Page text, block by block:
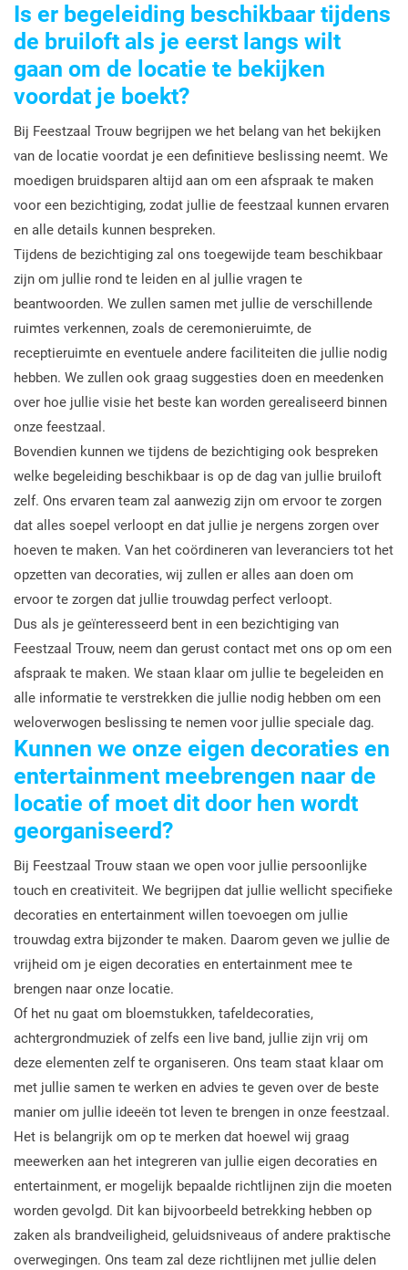
Is er begeleiding beschikbaar tijdens
de bruiloft als je eerst langs wilt
gaan om de locatie te bekijken
voordat je boekt?
Bij Feestzaal Trouw begrijpen we het belang van het bekijken
van de locatie voordat je een definitieve beslissing neemt. We
moedigen bruidsparen altijd aan om een afspraak te maken
voor een bezichtiging, zodat jullie de feestzaal kunnen ervaren
en alle details kunnen bespreken.
Tijdens de bezichtiging zal ons toegewijde team beschikbaar
zijn om jullie rond te leiden en al jullie vragen te
beantwoorden. We zullen samen met jullie de verschillende
ruimtes verkennen, zoals de ceremonieruimte, de
receptieruimte en eventuele andere faciliteiten die jullie nodig
hebben. We zullen ook graag suggesties doen en meedenken
over hoe jullie visie het beste kan worden gerealiseerd binnen
onze feestzaal.
Bovendien kunnen we tijdens de bezichtiging ook bespreken
welke begeleiding beschikbaar is op de dag van jullie bruiloft
zelf. Ons ervaren team zal aanwezig zijn om ervoor te zorgen
dat alles soepel verloopt en dat jullie je nergens zorgen over
hoeven te maken. Van het coördineren van leveranciers tot het
opzetten van decoraties, wij zullen er alles aan doen om
ervoor te zorgen dat jullie trouwdag perfect verloopt.
Dus als je geïnteresseerd bent in een bezichtiging van
Feestzaal Trouw, neem dan gerust contact met ons op om een
afspraak te maken. We staan klaar om jullie te begeleiden en
alle informatie te verstrekken die jullie nodig hebben om een
weloverwogen beslissing te nemen voor jullie speciale dag.
Kunnen we onze eigen decoraties en
entertainment meebrengen naar de
locatie of moet dit door hen wordt
georganiseerd?
Bij Feestzaal Trouw staan we open voor jullie persoonlijke
touch en creativiteit. We begrijpen dat jullie wellicht specifieke
decoraties en entertainment willen toevoegen om jullie
trouwdag extra bijzonder te maken. Daarom geven we jullie de
vrijheid om je eigen decoraties en entertainment mee te
brengen naar onze locatie.
Of het nu gaat om bloemstukken, tafeldecoraties,
achtergrondmuziek of zelfs een live band, jullie zijn vrij om
deze elementen zelf te organiseren. Ons team staat klaar om
met jullie samen te werken en advies te geven over de beste
manier om jullie ideeën tot leven te brengen in onze feestzaal.
Het is belangrijk om op te merken dat hoewel wij graag
meewerken aan het integreren van jullie eigen decoraties en
entertainment, er mogelijk bepaalde richtlijnen zijn die moeten
worden gevolgd. Dit kan bijvoorbeeld betrekking hebben op
zaken als brandveiligheid, geluidsniveaus of andere praktische
overwegingen. Ons team zal deze richtlijnen met jullie delen